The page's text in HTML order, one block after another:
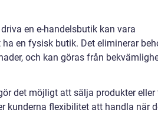
en e-handelsbutik kan vara
en fysisk butik. Det eliminerar
och kan göras från
det möjligt att sälja produkter eller
kunderna flexibilitet att handla när